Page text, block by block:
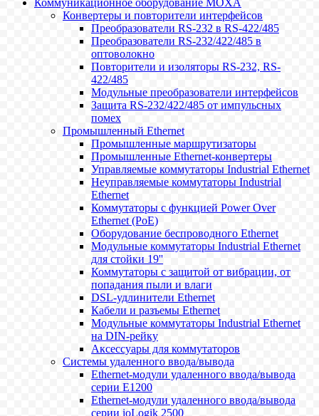
Коммуникационное оборудование MOXA
Конвертеры и повторители интерфейсов
Преобразователи RS-232 в RS-422/485
Преобразователи RS-232/422/485 в
оптоволокно
Повторители и изоляторы RS-232, RS-
422/485
Модульные преобразователи интерфейсов
Защита RS-232/422/485 от импульсных
помех
Промышленный Ethernet
Промышленные маршрутизаторы
Промышленные Ethernet-конвертеры
Управляемые коммутаторы Industrial Ethernet
Неуправляемые коммутаторы Industrial
Ethernet
Коммутаторы с функцией Power Over
Ethernet (PoE)
Оборудование беспроводного Ethernet
Модульные коммутаторы Industrial Ethernet
для стойки 19''
Коммутаторы с защитой от вибрации, от
попадания пыли и влаги
DSL-удлинители Ethernet
Кабели и разъемы Ethernet
Модульные коммутаторы Industrial Ethernet
на DIN-рейку
Аксессуары для коммутаторов
Системы удаленного ввода/вывода
Ethernet-модули удаленного ввода/вывода
серии E1200
Ethernet-модули удаленного ввода/вывода
серии ioLogik 2500